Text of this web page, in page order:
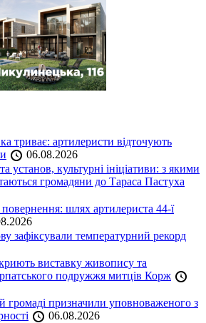
триває: артилеристи відточують
06.08.2026
установ, культурні ініціативи: з якими
громадяни до Тараса Пастуха
повернення: шлях артилериста 44-ї
зафіксували температурний рекорд
виставку живопису та
подружжя митців Корж
громаді призначили уповноваженого з
06.08.2026